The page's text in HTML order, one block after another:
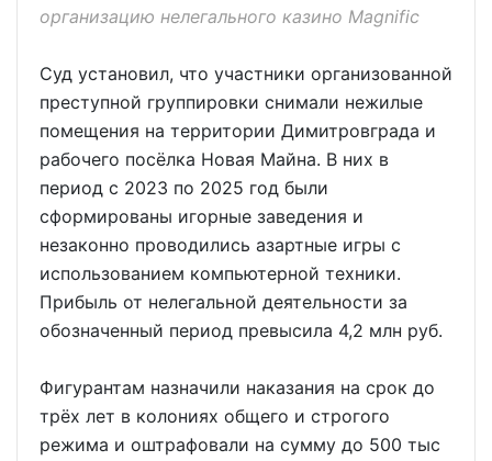
организацию нелегального казино Magnific
Суд установил, что участники организованной
преступной группировки снимали нежилые
помещения на территории Димитровграда и
рабочего посёлка Новая Майна. В них в
период с 2023 по 2025 год были
сформированы игорные заведения и
незаконно проводились азартные игры с
использованием компьютерной техники.
Прибыль от нелегальной деятельности за
обозначенный период превысила 4,2 млн руб.
Фигурантам назначили наказания на срок до
трёх лет в колониях общего и строгого
режима и оштрафовали на сумму до 500 тыс